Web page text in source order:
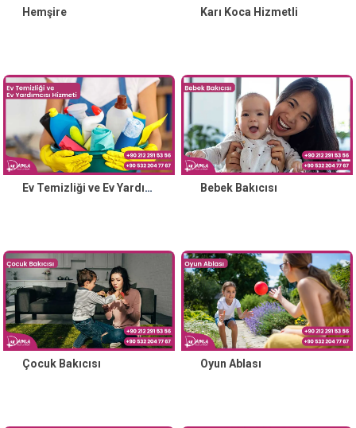
Hemşire Karı Koca Hizmetli
Ev Temizliği ve Ev Yardımcısı Hizmeti Bebek Bakıcısı
Çocuk Bakıcısı Oyun Ablası